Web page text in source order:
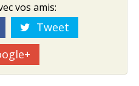
vos amis:
Tweet